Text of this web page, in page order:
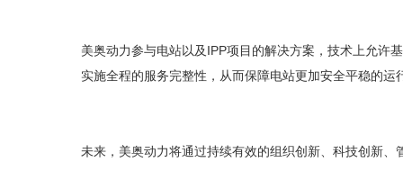
美奥动力参与电站以及IPP项目的解决方案，技术上允许
实施全程的服务完整性，从而保障电站更加安全平稳的运
未来，美奥动力将通过持续有效的组织创新、科技创新